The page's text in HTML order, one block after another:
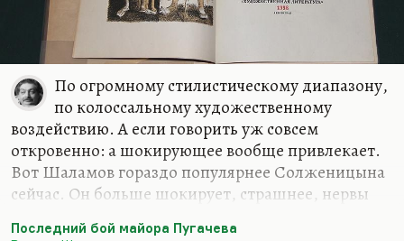
отбывал срок. Вернулся, работал,…
По огромному стилистическому диапазону,
по колоссальному художественному
воздействию. А если говорить уж совсем
откровенно: а шокирующее вообще привлекает.
Вот Шаламов гораздо популярнее Солженицына
сейчас. Он больше шокирует, страшнее, нервы
Последний бой майора Пугачева